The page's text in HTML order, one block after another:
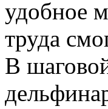
удобное
труда
В